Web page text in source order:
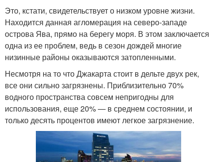
Это, кстати, свидетельствует о низком уровне жизни.
Находится данная агломерация на северо-западе
острова Ява, прямо на берегу моря. В этом заключается
одна из ее проблем, ведь в сезон дождей многие
низинные районы оказываются затопленными.
Несмотря на то что Джакарта стоит в дельте двух рек,
все они сильно загрязнены. Приблизительно 70%
водного пространства совсем непригодны для
использования, еще 20% — в среднем состоянии, и
только десять процентов имеют легкое загрязнение.